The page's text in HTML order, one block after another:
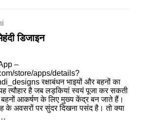
डिजाइन
–
store/apps/details?
रक्षाबंधन भाइयों और बहनों का
त्यौहार है जब लड़कियां स्वयं पूजा कर सकती
आकर्षण के लिए मुख्य केंद्र बन जाते हैं।
के अवसरों पर सुंदर दिखना पसंद है। तो क्या